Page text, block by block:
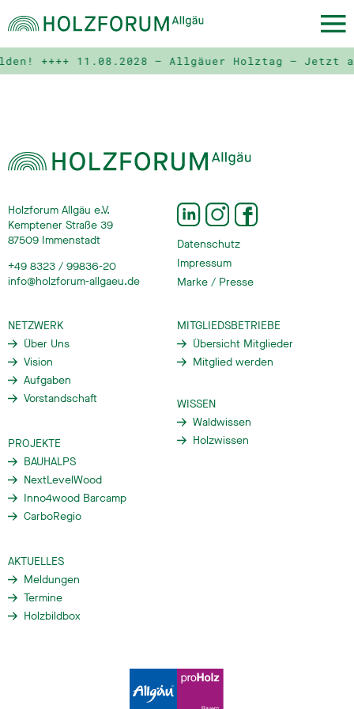
++++ 11.08.2028 – Allgäuer Holztag – Jetzt
Holzforum Allgäu e.V.
Kemptener Straße 39
87509 Immenstadt
+49 8323 / 99836-20
info@holzforum-allgaeu.de
Datenschutz
Impressum
Marke / Presse
NETZWERK
Über Uns
Vision
Aufgaben
Vorstandschaft
MITGLIEDSBETRIEBE
Übersicht Mitglieder
Mitglied werden
WISSEN
Waldwissen
Holzwissen
PROJEKTE
BAUHALPS
NextLevelWood
Inno4wood Barcamp
CarboRegio
AKTUELLES
Meldungen
Termine
Holzbildbox